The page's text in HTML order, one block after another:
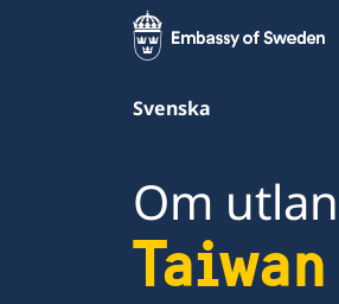
Svenska
Om
Taiwan